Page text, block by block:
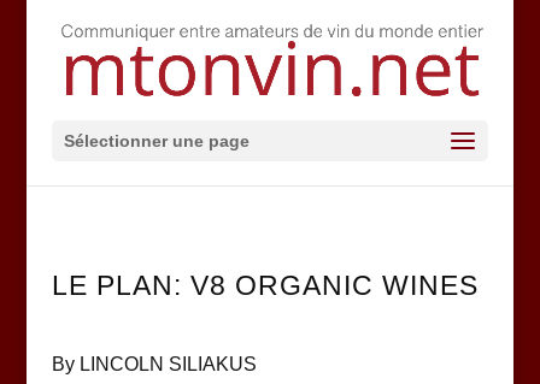
Sélectionner une page
LE PLAN: V8 ORGANIC WINES
By LINCOLN SILIAKUS